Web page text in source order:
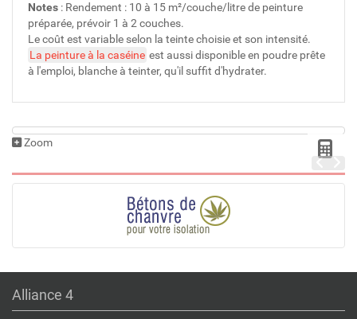
Notes : Rendement : 10 à 15 m²/couche/litre de peinture
préparée, prévoir 1 à 2 couches.
Le coût est variable selon la teinte choisie et son intensité.
La peinture à la caséine est aussi disponible en poudre prête
à l'emploi, blanche à teinter, qu'il suffit d'hydrater.
Zoom
Alliance 4